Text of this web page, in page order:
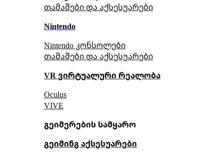
თამაშები და აქსესუარები
Nintendo
Nintendo კონსოლები
თამაშები და აქსესუარები
VR ვირტუალური რეალობა
Oculus
VIVE
გეიმერების სამყარო
გეიმინგ აქსესუარები